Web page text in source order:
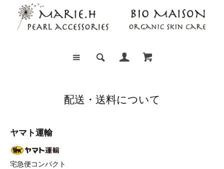
配送・送料について
ヤマト運輸
宅急便コンパクト